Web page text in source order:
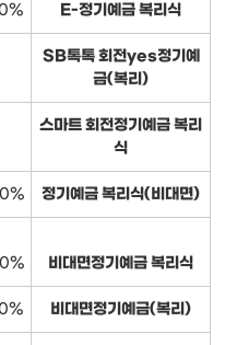
E-정기예금 복리식
SB톡톡 회전yes정기예
금(복리)
스마트 회전정기예금 복리
식
정기예금 복리식(비대면)
비대면정기예금 복리식
비대면정기예금(복리)